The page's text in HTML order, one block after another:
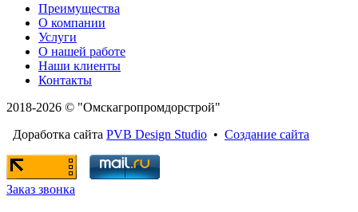
Преимущества
О компании
Услуги
О нашей работе
Наши клиенты
Контакты
2018-2026 © "Омскагропромдорстрой"
Доработка сайта PVB Design Studio • Создание сайта
Заказ звонка